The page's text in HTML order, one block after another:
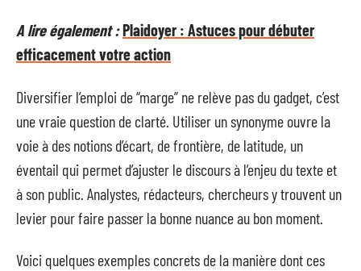
A lire également :Plaidoyer : Astuces pour débuter
efficacement votre action
Diversifier l’emploi de “marge” ne relève pas du gadget, c’est
une vraie question de clarté. Utiliser un synonyme ouvre la
voie à des notions d’écart, de frontière, de latitude, un
éventail qui permet d’ajuster le discours à l’enjeu du texte et
à son public. Analystes, rédacteurs, chercheurs y trouvent un
levier pour faire passer la bonne nuance au bon moment.
Voici quelques exemples concrets de la manière dont ces